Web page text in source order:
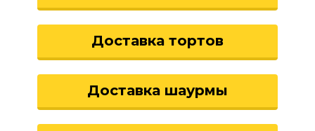
Доставка тортов
Доставка шаурмы